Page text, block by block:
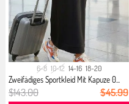
6-8 10-12 14-16 18-20
Zweifädiges Sportkleid Mit Kapuze 0...
$143.00 $45.99